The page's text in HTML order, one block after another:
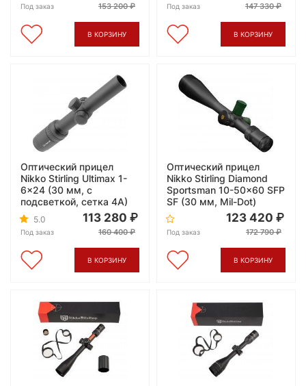
Под заказ 153 200
В КОРЗИНУ
Под заказ 147 330
В КОРЗИНУ
Оптический прицел
Nikko Stirling Ultimax 1-
6x24 (30 мм, с
подсветкой, сетка 4A)
5.0
Под заказ
113 280
160 400
В КОРЗИНУ
Оптический прицел
Nikko Stirling Diamond
Sportsman 10-50x60 SFP
SF (30 мм, Mil-Dot)
Под заказ
123 420
172 790
В КОРЗИНУ